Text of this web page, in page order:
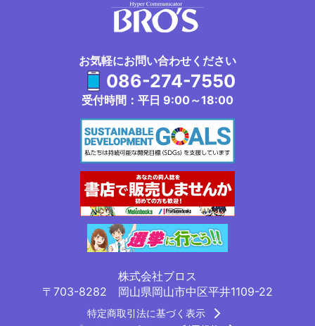
お気軽にお問い合わせください
086-274-7550
受付時間：平日 9:00～18:00
株式会社ブロス
〒703-8282 岡山県岡山市中区平井1109-22
特定商取引法に基づく表示